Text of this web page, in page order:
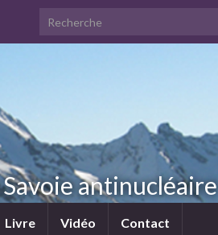
antinucléaire
Livre Vidéo Contact